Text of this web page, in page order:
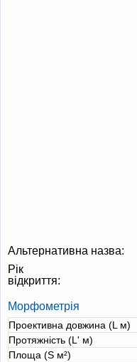
Альтернативна назва:
Рік
відкриття:
Морфометрія
Проективна довжина (L м)
Протяжність (L' м)
Площа (S м²)